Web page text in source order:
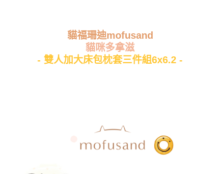
每筆NT$80，滿NT$699(含以上)免運費
貓福珊迪mofusand
貓咪多拿滋
- 雙人加大床包枕套三件組6x6.2 -